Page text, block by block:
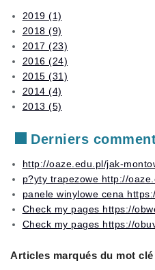
2019 (1)
2018 (9)
2017 (23)
2016 (24)
2015 (31)
2014 (4)
2013 (5)
Derniers
http://oaze.edu.pl/jak-
p?yty trapezowe http://
panele winylowe cena
Check my pages https://
Check my pages https://
Articles marqués du mot